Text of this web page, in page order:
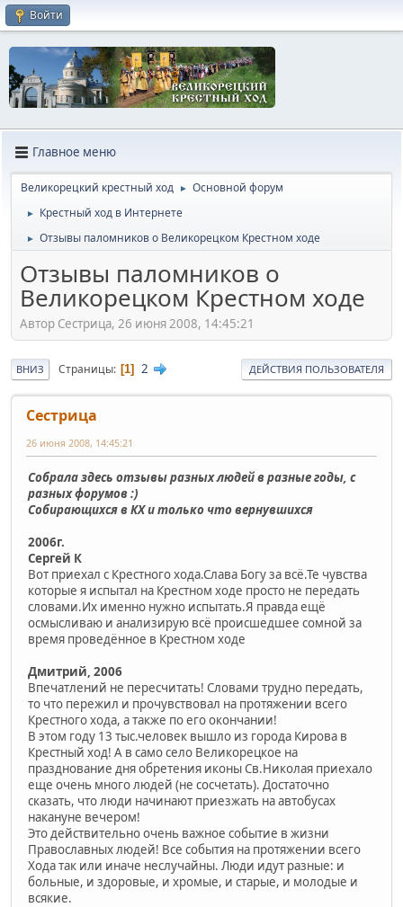
Войти
Главное меню
Великорецкий крестный ход ► Основной форум
► Крестный ход в Интернете
► Отзывы паломников о Великорецком Крестном ходе
Отзывы паломников о
Великорецком Крестном ходе
Автор Сестрица, 26 июня 2008, 14:45:21
ВНИЗ Страницы 1 2 ДЕЙСТВИЯ ПОЛЬЗОВАТЕЛЯ
Сестрица
26 июня 2008, 14:45:21
Собрала здесь отзывы разных людей в разные годы, с
разных форумов :)
Собирающихся в КХ и только что вернувшихся
2006г.
Сергей К
Вот приехал с Крестного хода.Слава Богу за всё.Те чувства
которые я испытал на Крестном ходе просто не передать
словами.Их именно нужно испытать.Я правда ещё
осмысливаю и анализирую всё происшедшее сомной за
время проведённое в Крестном ходе
Дмитрий, 2006
Впечатлений не пересчитать! Словами трудно передать,
то что пережил и прочувствовал на протяжении всего
Крестного хода, а также по его окончании!
В этом году 13 тыс.человек вышло из города Кирова в
Крестный ход! А в само село Великорецкое на
празднование дня обретения иконы Св.Николая приехало
еще очень много людей (не сосчетать). Достаточно
сказать, что люди начинают приезжать на автобусах
накануне вечером!
Это действительно очень важное событие в жизни
Православных людей! Все события на протяжении всего
Хода так или иначе неслучайны. Люди идут разные: и
больные, и здоровые, и хромые, и старые, и молодые и
всякие.